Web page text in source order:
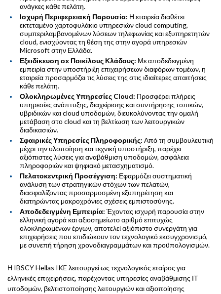
ανάγκες κάθε πελάτη.
Ισχυρή Περιφερειακή Παρουσία: Η εταιρεία διαθέτει
εκτεταμένο χαρτοφυλάκιο υπηρεσιών cloud computing,
συμπεριλαμβανομένων λύσεων τηλεφωνίας και εξυπηρετητών
cloud, ενισχύοντας τη θέση της στην αγορά υπηρεσιών
Microsoft στην Ελλάδα.
Εξειδίκευση σε Ποικίλους Κλάδους: Με αποδεδειγμένη
εμπειρία στην υποστήριξη επιχειρήσεων διαφόρων τομέων, η
εταιρεία προσαρμόζει τις λύσεις της στις ιδιαίτερες απαιτήσεις
κάθε πελάτη.
Ολοκληρωμένες Υπηρεσίες Cloud: Προσφέρει πλήρεις
υπηρεσίες ανάπτυξης, διαχείρισης και συντήρησης τοπικών,
υβριδικών και cloud υποδομών, διευκολύνοντας την ομαλή
μετάβαση στο cloud και τη βελτίωση των λειτουργικών
διαδικασιών.
Σφαιρικές Υπηρεσίες Πληροφορικής: Από τη συμβουλευτική
μέχρι την υλοποίηση και τεχνική υποστήριξη, παρέχει
αξιόπιστες λύσεις για αναβάθμιση υποδομών, ασφάλεια
πληροφοριών και ψηφιακό μετασχηματισμό.
Πελατοκεντρική Προσέγγιση: Εφαρμόζει συστηματική
ανάλυση των στρατηγικών στόχων των πελατών,
διασφαλίζοντας προσαρμοσμένη εξυπηρέτηση και
διατηρώντας μακροχρόνιες σχέσεις εμπιστοσύνης.
Αποδεδειγμένη Εμπειρία: Έχοντας ισχυρή παρουσία στην
ελληνική αγορά και αξιοσημείωτο αριθμό επιτυχώς
ολοκληρωμένων έργων, αποτελεί αξιόπιστο συνεργάτη για
επιχειρήσεις που επιδιώκουν τον τεχνολογικό εκσυγχρονισμό,
με συνεπή τήρηση χρονοδιαγραμμάτων και προϋπολογισμών.
Η IBSCY Hellas IKE λειτουργεί ως τεχνολογικός εταίρος για
ελληνικές επιχειρήσεις, παρέχοντας υπηρεσίες αναβάθμισης ΙΤ
υποδομών, βελτιστοποίησης λειτουργιών και αξιοποίησης